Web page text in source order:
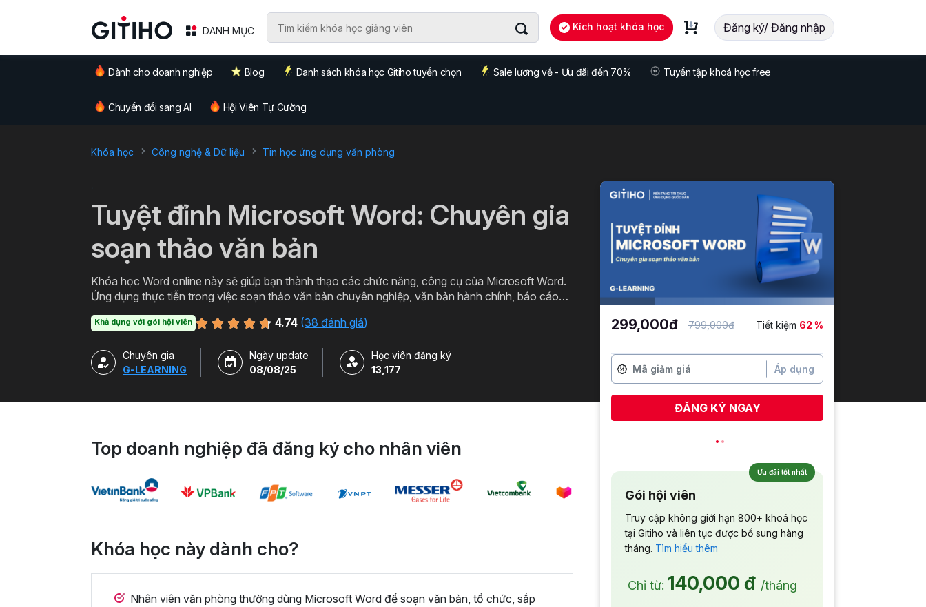
DANH MỤC Kích hoạt khóa học Đăng ký/ Đăng nhập
Dành cho doanh nghiệp Blog Danh sách khóa học Gitiho tuyển chọn Sale lương về - Ưu đãi đến 70% Tuyển tập khoá học free
Chuyển đổi sang AI Hội Viên Tự Cường
Khóa học Công nghệ & Dữ liệu Tin học ứng dụng văn phòng
Tuyệt đỉnh Microsoft Word: Chuyên gia
soạn thảo văn bản
Khóa học Word online này sẽ giúp bạn thành thạo các chức năng, công cụ của Microsoft Word.
Ứng dụng thực tiễn trong việc soạn thảo văn bản chuyên nghiệp, văn bản hành chính, báo cáo
Khả dụng với gói hội viên 4.74 (38 đánh giá)
Chuyên gia
G-LEARNING
Ngày update
08/08/25
Học viên đăng ký
13,177
Top doanh nghiệp đã đăng ký cho nhân viên
Khóa học này dành cho?
Nhân viên văn phòng thường dùng Microsoft Word để soạn văn bản, tổ chức, sắp
299,000đ 799,000đ Tiết kiệm 62 %
Áp dụng
ĐĂNG KÝ NGAY
Ưu đãi tốt nhất
Gói hội viên
Truy cập không giới hạn 800+ khoá học
tại Gitiho và liên tục được bổ sung hàng
tháng. Tìm hiểu thêm
Chỉ từ: 140,000 đ /tháng